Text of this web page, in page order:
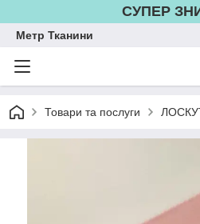
СУПЕР
Метр Тканини
Товари та послуги